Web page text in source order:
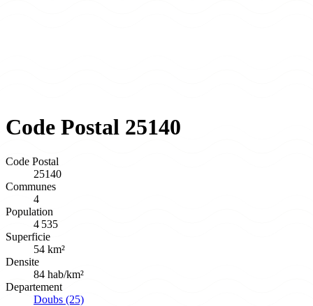
Code Postal 25140
Code Postal
25140
Communes
4
Population
4 535
Superficie
54 km²
Densite
84 hab/km²
Departement
Doubs (25)